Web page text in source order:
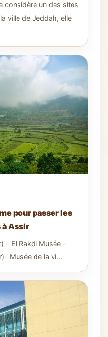
considère un des sites
ville de Jeddah, elle
pour passer les
à Assir
– El Rakdi Musée –
Musée de la vi...